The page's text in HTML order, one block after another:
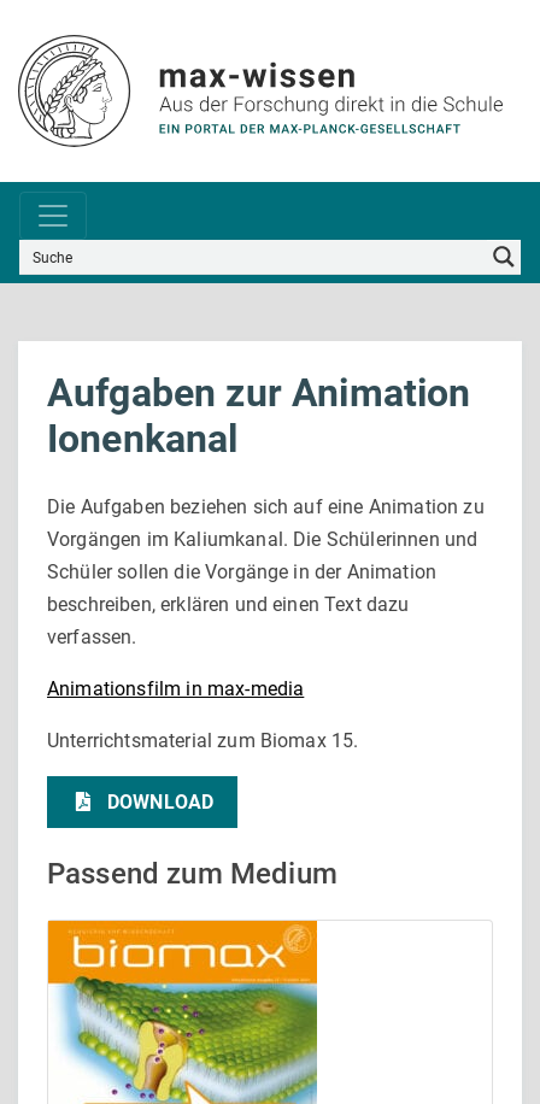
Aufgaben zur Animation
Ionenkanal
Die Aufgaben beziehen sich auf eine Animation zu
Vorgängen im Kaliumkanal. Die Schülerinnen und
Schüler sollen die Vorgänge in der Animation
beschreiben, erklären und einen Text dazu
verfassen.
Animationsfilm in max-media
Unterrichtsmaterial zum Biomax 15.
DOWNLOAD
Passend zum Medium